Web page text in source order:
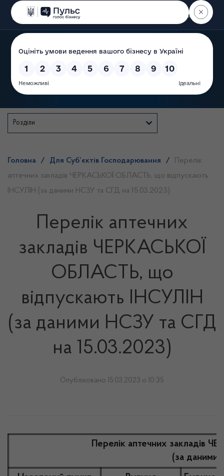
Пошук
Розділи
Головна / Для Суб’єктів Господарювання /
Перелік
аптечних закладів ЧЕРКАСЬКОЇ ОБЛАСТЬ, що відпускають
ІНСУЛІН (за даними НСЗУ та СГД на 15.03.2023)
Перелік аптечних
закладів ЧЕРКАСЬКОЇ
ОБЛАСТЬ, що
відпускають ІНСУЛІН
(за даними НСЗУ та СГД
на 15.03.2023)
Опубліковано 15.03.2023 о 10:35
Перелік аптечних закладів
(за даними